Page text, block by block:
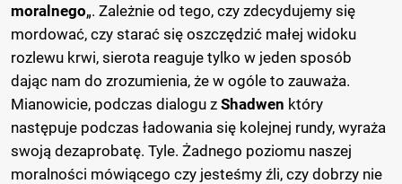
moralnego„. Zależnie od tego, czy zdecydujemy się
mordować, czy starać się oszczędzić małej widoku
rozlewu krwi, sierota reaguje tylko w jeden sposób
dając nam do zrozumienia, że w ogóle to zauważa.
Mianowicie, podczas dialogu z Shadwen który
następuje podczas ładowania się kolejnej rundy, wyraża
swoją dezaprobatę. Tyle. Żadnego poziomu naszej
moralności mówiącego czy jesteśmy źli, czy dobrzy nie